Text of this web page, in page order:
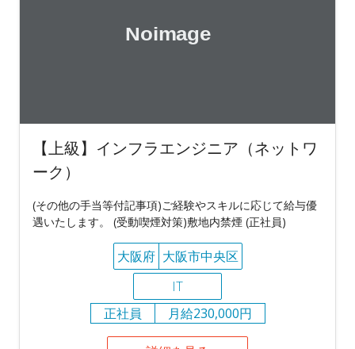
【上級】インフラエンジニア（ネットワ
ーク）
(その他の手当等付記事項)ご経験やスキルに応じて給与優
遇いたします。 (受動喫煙対策)敷地内禁煙 (正社員)
大阪府 大阪市中央区
IT
正社員
月給230,000円